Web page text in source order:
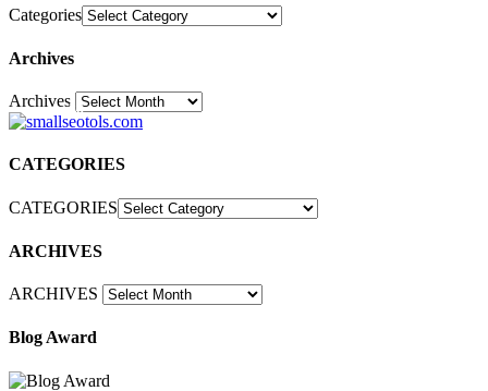
Categories
Archives
Archives30
CATEGORIES
CATEGORIES
ARCHIVES
ARCHIVES
Blog Award